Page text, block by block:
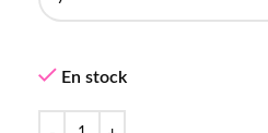
En stock